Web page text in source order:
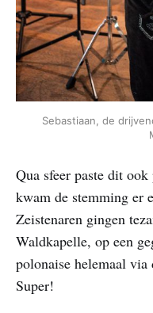
Sebastiaan, de
Qua sfeer paste dit
kwam de stemming er
Zeistenaren gingen
Waldkapelle, op een
polonaise helemaal
Super!